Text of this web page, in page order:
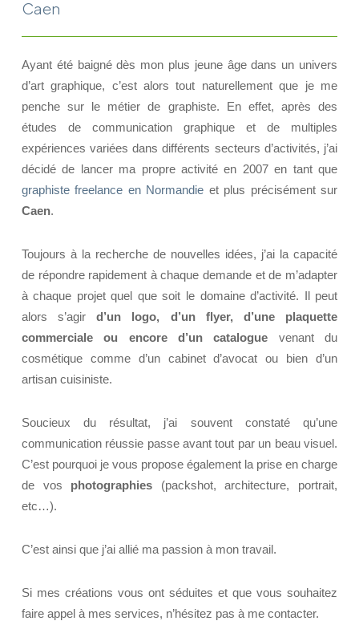
Caen
Ayant été baigné dès mon plus jeune âge dans un univers
d’art graphique, c’est alors tout naturellement que je me
penche sur le métier de graphiste. En effet, après des
études de communication graphique et de multiples
expériences variées dans différents secteurs d’activités, j’ai
décidé de lancer ma propre activité en 2007 en tant que
graphiste freelance en Normandie et plus précisément sur
Caen.
Toujours à la recherche de nouvelles idées, j’ai la capacité
de répondre rapidement à chaque demande et de m’adapter
à chaque projet quel que soit le domaine d’activité. Il peut
alors s’agird’un logo, d’un flyer, d’une plaquette
commerciale ou encore d’un catalogue venant du
cosmétique comme d’un cabinet d’avocat ou bien d’un
artisan cuisiniste.
Soucieux du résultat, j’ai souvent constaté qu’une
communication réussie passe avant tout par un beau visuel.
C’est pourquoi je vous propose également la prise en charge
de vos photographies (packshot, architecture, portrait,
etc…).
C’est ainsi que j’ai allié ma passion à mon travail.
Si mes créations vous ont séduites et que vous souhaitez
faire appel à mes services, n’hésitez pas à me contacter.